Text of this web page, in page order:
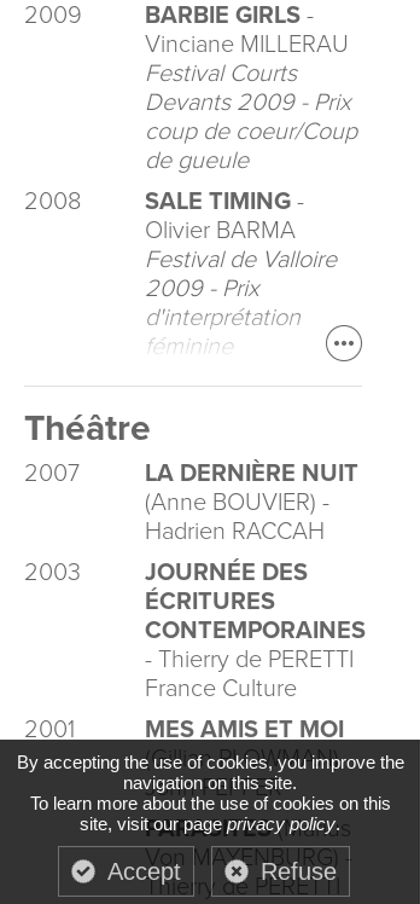
2009
BARBIE GIRLS -
Vinciane MILLERAU
Festival Courts
Devants 2009 - Prix
coup de coeur/Coup
de gueule
2008
SALE TIMING -
Olivier BARMA
Festival de Valloire
2009 - Prix
d'interprétation
féminine
Théâtre
2007
LA DERNIÈRE NUIT
(Anne BOUVIER) -
Hadrien RACCAH
2003
JOURNÉE DES
ÉCRITURES
CONTEMPORAINES
- Thierry de PERETTI
France Culture
2001
MES AMIS ET MOI
(Gillian PLOWMAN) -
John PEPPER
PARASITES(Marius
Von MAYENBURG) -
Thierry de PERETTI
By accepting the use of cookies, you improve the
navigation on this site.
To learn more about the use of cookies on this
site, visit our pageprivacy policy.
Accept Refuse